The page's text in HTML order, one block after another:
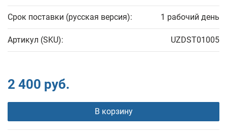
Срок поставки (русская версия): 1 рабочий день
Артикул (SKU): UZDST01005
2 400 руб.
В корзину